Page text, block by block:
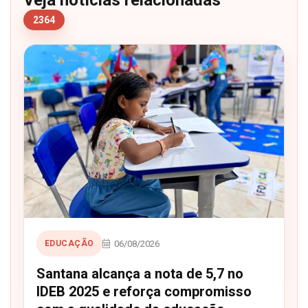
2364
EDUCAÇÃO 06/08/2026
Santana alcança a nota de 5,7 no
IDEB 2025 e reforça compromisso